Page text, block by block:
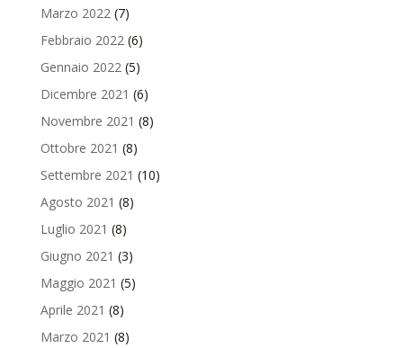
Marzo 2022 (7)
Febbraio 2022 (6)
Gennaio 2022 (5)
Dicembre 2021 (6)
Novembre 2021 (8)
Ottobre 2021 (8)
Settembre 2021 (10)
Agosto 2021 (8)
Luglio 2021 (8)
Giugno 2021 (3)
Maggio 2021 (5)
Aprile 2021 (8)
Marzo 2021 (8)